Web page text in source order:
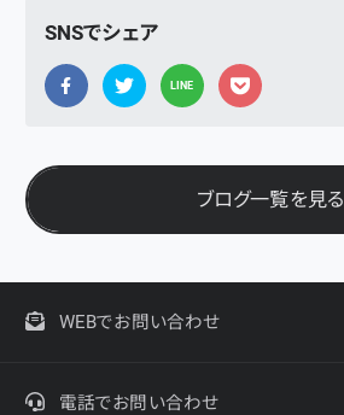
SNSでシェア
LINE
ブログ一覧を見る
WEBでお問い合わせ
電話でお問い合わせ